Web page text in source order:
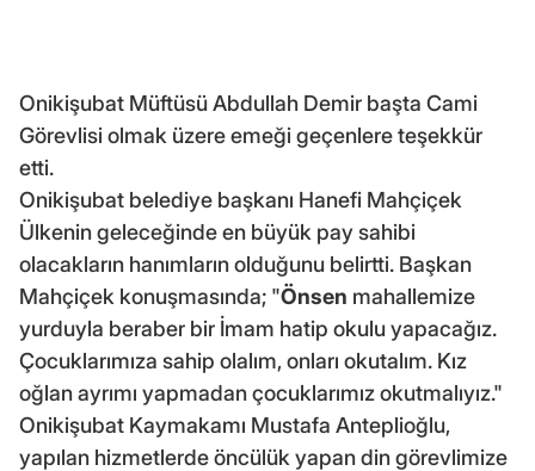
Onikişubat Müftüsü Abdullah Demir başta Cami
Görevlisi olmak üzere emeği geçenlere teşekkür
etti.
Onikişubat belediye başkanı Hanefi Mahçiçek
Ülkenin geleceğinde en büyük pay sahibi
olacakların hanımların olduğunu belirtti. Başkan
Mahçiçek konuşmasında; "Önsen mahallemize
yurduyla beraber bir İmam hatip okulu yapacağız.
Çocuklarımıza sahip olalım, onları okutalım. Kız
oğlan ayrımı yapmadan çocuklarımız okutmalıyız."
Onikişubat Kaymakamı Mustafa Anteplioğlu,
yapılan hizmetlerde öncülük yapan din görevlimize